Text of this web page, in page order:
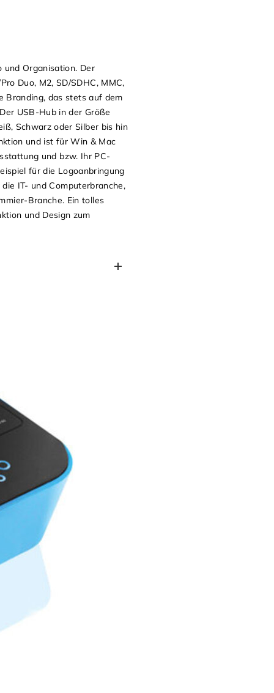
Organisation. Der
Duo, M2, SD/SDHC, MMC,
Branding, das stets auf dem
USB-Hub in der Größe
Schwarz oder Silber bis hin
und ist für Win & Mac
und bzw. Ihr PC-
für die Logoanbringung
IT- und Computerbranche,
Branche. Ein tolles
und Design zum